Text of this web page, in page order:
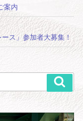
案内
ス」参加者大募集！